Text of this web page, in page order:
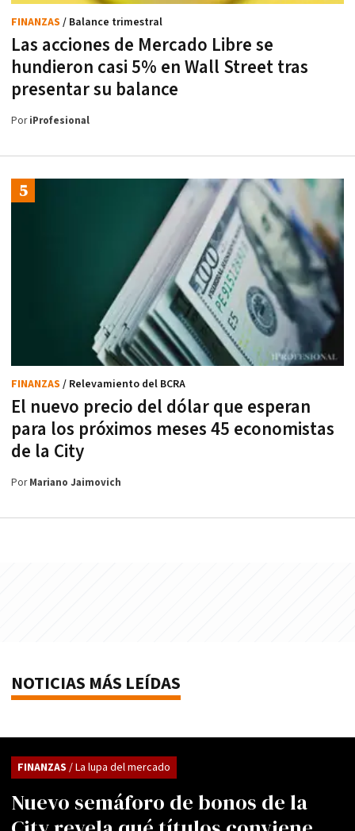
Las acciones de Mercado Libre se
hundieron casi 5% en Wall Street tras
presentar su balance
FINANZAS / Balance trimestral
PoriProfesional
El nuevo precio del dólar que esperan
para los próximos meses 45 economistas
de la City
FINANZAS / Relevamiento del BCRA
PorMariano Jaimovich
NOTICIAS MÁS LEÍDAS
Nuevo semáforo de bonos de la
FINANZAS / La lupa del mercado